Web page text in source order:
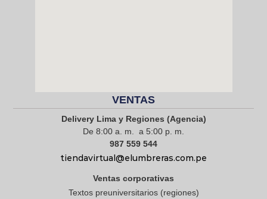
VENTAS
Delivery Lima y Regiones (Agencia)
De 8:00 a. m. a 5:00 p. m.
987 559 544
tiendavirtual@elumbreras.com.pe
Ventas corporativas
Textos preuniversitarios (regiones)